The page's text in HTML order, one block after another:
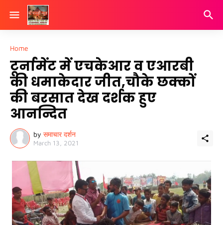
Home
टूर्नामेंट में एचकेआर व एआरबी
की धमाकेदार जीत,चौके छक्कों
की बरसात देख दर्शक हुए
आनन्दित
by समाचार दर्शन
March 13, 2021